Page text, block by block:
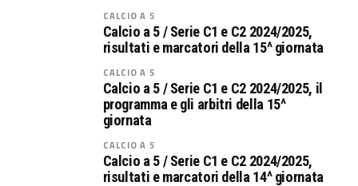
CALCIO A 5
Calcio a 5 / Serie C1 e C2 2024/2025,
risultati e marcatori della 15^ giornata
CALCIO A 5
Calcio a 5 / Serie C1 e C2 2024/2025, il
programma e gli arbitri della 15^
giornata
CALCIO A 5
Calcio a 5 / Serie C1 e C2 2024/2025,
risultati e marcatori della 14^ giornata